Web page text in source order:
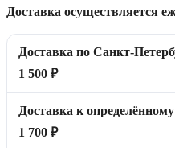
Доставка осуществляется
Доставка по Санкт-
1 500 ₽
Доставка к
1 700 ₽